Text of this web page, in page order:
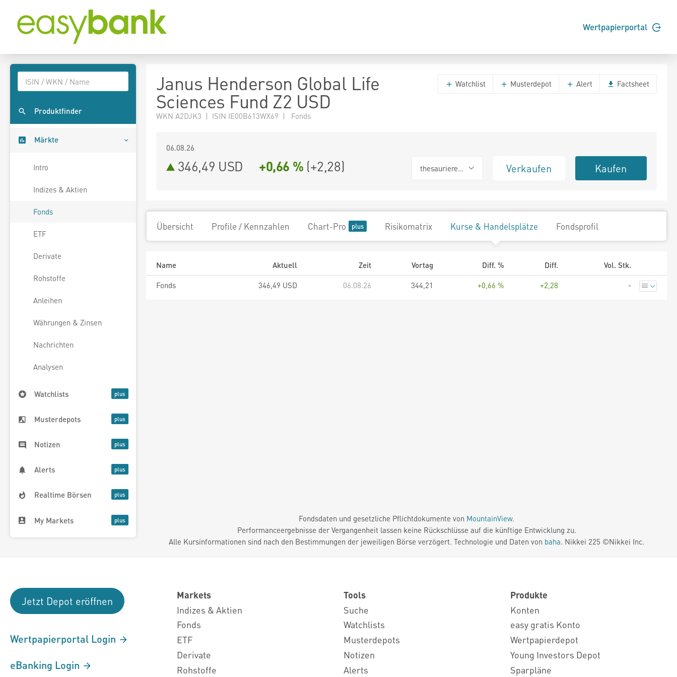
Wertpapierportal
Produktfinder
Märkte
Intro
Indizes & Aktien
Fonds
ETF
Derivate
Rohstoffe
Anleihen
Währungen & Zinsen
Nachrichten
Analysen
Watchlists
Musterdepots
Notizen
Alerts
Realtime Börsen
My Markets
Janus Henderson Global Life
Sciences Fund Z2 USD
WKN A2DJK3 | ISIN IE00B613WX69 | Fonds
Watchlist Musterdepot Alert Factsheet
06.08.26
346,49 USD +0,66 % (+2,28) thesaurierend Verkaufen Kaufen
Übersicht Profile / Kennzahlen Chart-Pro Risikomatrix Kurse & Handelsplätze Fondsprofil
Name Aktuell Zeit Vortag Diff. % Diff.
Vol. Stk.
Fonds
346,49 USD 06.08.26 344,21 +0,66 % +2,28 -
Fondsdaten und gesetzliche Pflichtdokumente von MountainView.
Performanceergebnisse der Vergangenheit lassen keine Rückschlüsse auf die künftige Entwicklung zu.
Alle Kursinformationen sind nach den Bestimmungen der jeweiligen Börse verzögert. Technologie und Daten von baha. Nikkei 225 ©Nikkei Inc.
Jetzt Depot eröffnen
Wertpapierportal Login
eBanking Login
Markets
Indizes & Aktien
Fonds
ETF
Derivate
Rohstoffe
Tools
Suche
Watchlists
Musterdepots
Notizen
Alerts
Produkte
Konten
easy gratis Konto
Wertpapierdepot
Young Investors Depot
Sparpläne